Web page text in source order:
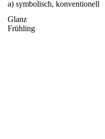
a) symbolisch, konventionell
Glanz
Frühling